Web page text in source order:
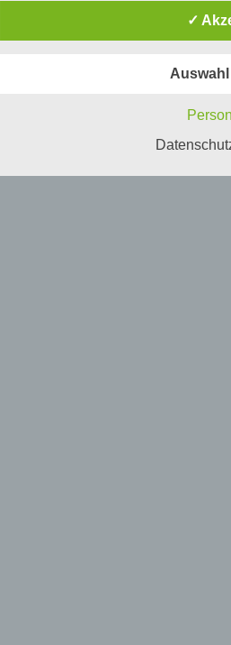
Verarbeitung ist jeder mit oder
Organisation, das Ordnen, die
Veränderung, das Auslesen, das
Bereitstellung, den Abgleich oder
✓